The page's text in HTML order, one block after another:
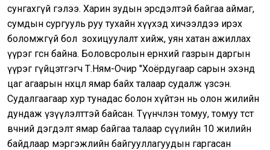
сунгахгүй гэлээ. Харин зудын эрсдэлтэй байгаа аймаг,
сумдын сургууль руу тухайн хүүхэд хичээлдээ ирэх
боломжгүй бол зохицуулалт хийж, уян хатан ажиллах
үүрэг өгсөн байна. Боловсролын ерөнхий газрын даргын
үүрэг гүйцэтгэгч Т.Ням-Очир "Хоёрдугаар сарын эхэнд
цаг агаарын нөхцөл ямар байх талаар судалж үзсэн.
Судалгаагаар хур тунадас болон хүйтэн нь олон жилийн
дундаж үзүүлэлттэй байсан. Түүнчлэн томуу, томуу төст
өвчний дэгдэлт ямар байгаа талаар сүүлийн 10 жилийн
байдлаар мэргэжлийн байгууллагуудын гаргасан